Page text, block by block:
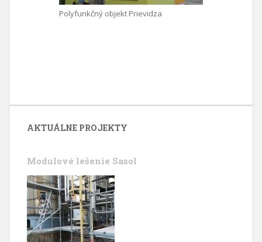
Polyfunkčný objekt Prievidza
AKTUÁLNE PROJEKTY
Modulové lešenie Sasol